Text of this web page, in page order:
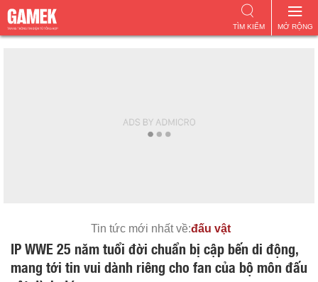
MỞ RỘNG
TÌM KIẾM
Tin tức mới nhất về:đấu vật
IP WWE 25 năm tuổi đời chuẩn bị cập bến di động,
mang tới tin vui dành riêng cho fan của bộ môn đấu